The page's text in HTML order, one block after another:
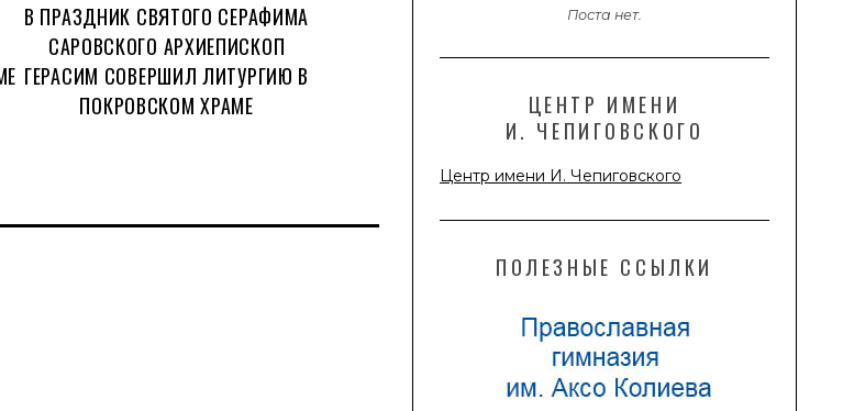
Поста нет.
ЦЕНТР ИМЕНИ
И. ЧЕПИГОВСКОГО
Центр имени И. Чепиговского
ПОЛЕЗНЫЕ ССЫЛКИ
В ПРАЗДНИК СВЯТОГО СЕРАФИМА
САРОВСКОГО АРХИЕПИСКОП
ГЕРАСИМ СОВЕРШИЛ ЛИТУРГИЮ В
ПОКРОВСКОМ ХРАМЕ